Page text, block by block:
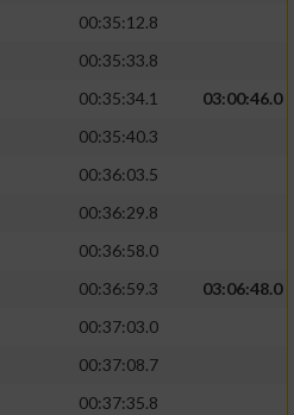
00:35:12.8
00:35:33.8
00:35:34.1
03:00:46.0
00:35:40.3
00:36:03.5
00:36:29.8
00:36:58.0
00:36:59.3
03:06:48.0
00:37:03.0
00:37:08.7
00:37:35.8